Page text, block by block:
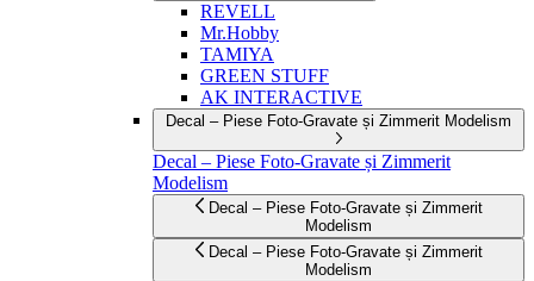
REVELL
Mr.Hobby
TAMIYA
GREEN STUFF
AK INTERACTIVE
Decal – Piese Foto-Gravate și Zimmerit Modelism
Decal – Piese Foto-Gravate și Zimmerit
Modelism
Decal – Piese Foto-Gravate și Zimmerit
Modelism
Decal – Piese Foto-Gravate și Zimmerit
Modelism